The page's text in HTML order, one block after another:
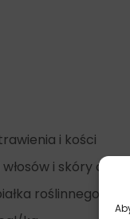
i kości
i skóry
roślinnego